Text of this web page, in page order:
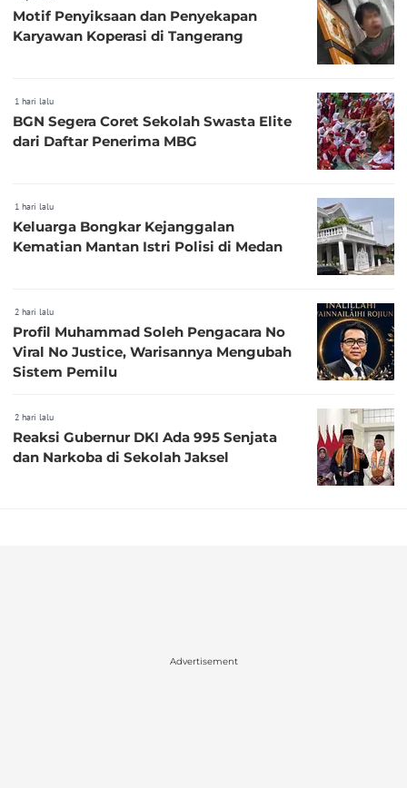
Motif Penyiksaan dan Penyekapan
Karyawan Koperasi di Tangerang
1 hari lalu
BGN Segera Coret Sekolah Swasta Elite
dari Daftar Penerima MBG
1 hari lalu
Keluarga Bongkar Kejanggalan
Kematian Mantan Istri Polisi di Medan
2 hari lalu
Profil Muhammad Soleh Pengacara No
Viral No Justice, Warisannya Mengubah
Sistem Pemilu
2 hari lalu
Reaksi Gubernur DKI Ada 995 Senjata
dan Narkoba di Sekolah Jaksel
Advertisement